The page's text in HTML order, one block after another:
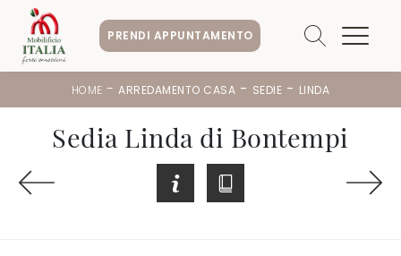
PRENDI APPUNTAMENTO
HOME -ARREDAMENTO CASA - SEDIE - LINDA
Sedia Linda di Bontempi